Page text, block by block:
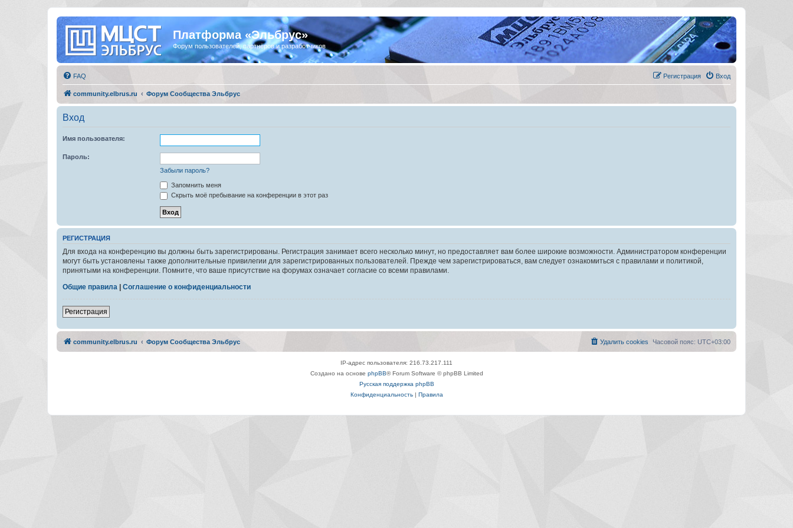
Платформа «Эльбрус»
Форум пользователей, партнёров и разработчиков
FAQ Вход
Регистрация
community.elbrus.ru Форум Сообщества Эльбрус
Вход
Имя пользователя:
Пароль:
Забыли пароль?
Запомнить меня
Скрыть моё пребывание на конференции в этот раз
РЕГИСТРАЦИЯ
Для входа на конференцию вы должны быть зарегистрированы. Регистрация занимает всего несколько минут, но предоставляет вам более широкие возможности. Администратором конференции
могут быть установлены также дополнительные привилегии для зарегистрированных пользователей. Прежде чем зарегистрироваться, вам следует ознакомиться с правилами и политикой,
принятыми на конференции. Помните, что ваше присутствие на форумах означает согласие со всеми правилами.
Общие правила
Соглашение о конфиденциальности
Регистрация
community.elbrus.ru Форум Сообщества Эльбрус Часовой пояс: UTC+03:00
Удалить cookies
IP-адрес пользователя: 216.73.217.111
Создано на основе phpBB® Forum Software © phpBB Limited
Русская поддержка phpBB
Конфиденциальность| Правила